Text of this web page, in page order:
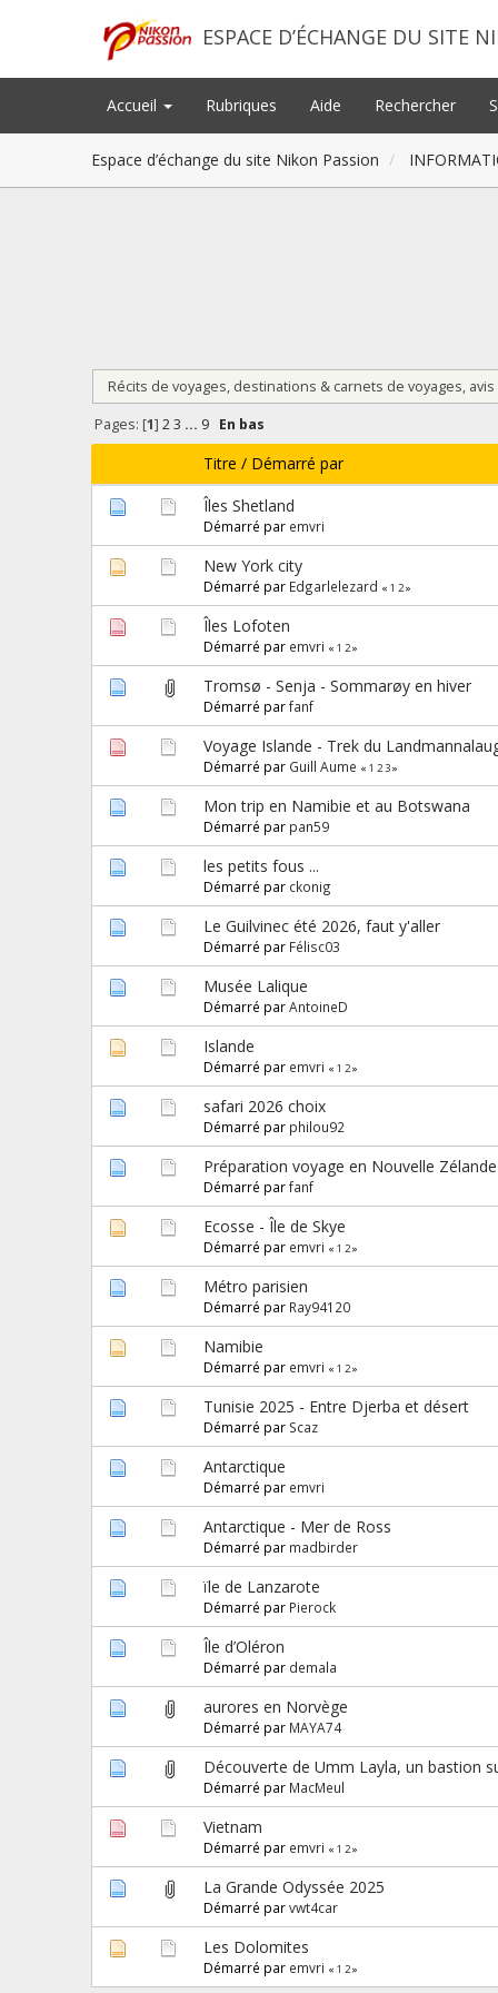
ESPACE D’ÉCHANGE DU SITE
Accueil Rubriques Aide Rechercher
Espace d’échange du site Nikon Passion
Récits de voyages, destinations & carnets de voyages,
Pages: [1] 23 ... 9 En bas
Titre / Démarré par
Îles Shetland
Démarré par emvri
New York city
Démarré par Edgarlelezard «1 2»
Îles Lofoten
Démarré par emvri «1 2»
Tromsø - Senja - Sommarøy en hiver
Démarré parfanf
Voyage Islande - Trek du
Démarré par Guill Aume «1 23»
Mon trip en Namibie et au Botswana
Démarré par pan59
les petits fous ...
Démarré par ckonig
Le Guilvinec été 2026, faut y'aller
Démarré par Félisc03
Musée Lalique
Démarré parAntoineD
Islande
Démarré par emvri «1 2»
safari 2026 choix
Démarré par philou92
Préparation voyage en Nouvelle Zélande
Démarré parfanf
Ecosse - Île de Skye
Démarré par emvri «1 2»
Métro parisien
Démarré par Ray94120
Namibie
Démarré par emvri «1 2»
Tunisie 2025 - Entre Djerba et désert
Démarré par Scaz
Antarctique
Démarré par emvri
Antarctique - Mer de Ross
Démarré par madbirder
ïle de Lanzarote
Démarré par Pierock
Île d’Oléron
Démarré par demala
aurores en Norvège
Démarré par MAYA74
Découverte de Umm Layla, un bastion
Démarré par MacMeul
Vietnam
Démarré par emvri «1 2»
La Grande Odyssée 2025
Démarré parvwt4car
Les Dolomites
Démarré par emvri «1 2»